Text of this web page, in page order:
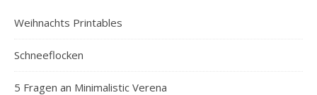
Weihnachts Printables
Schneeflocken
5 Fragen an Minimalistic Verena